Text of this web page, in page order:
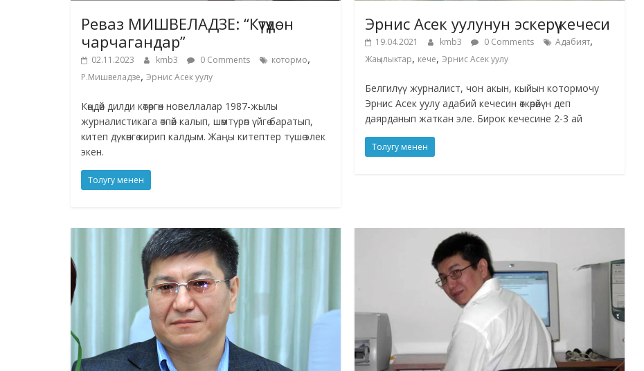
Реваз МИШВЕЛАДЗЕ: “Күтүүдөн
чарчагандар”
02.11.2023 kmb3 0 Comments котормо,
Р.Мишвеладзе, Эрнис Асек уулу
Көңдөй дилди көтөргөн новеллалар 1987-жылы
журналистикага өтпөй калып, шөмтүрөп үйгө баратып,
китеп дүкөнгө кирип калдым. Жаңы китептер түшө элек
экен.
Толугу менен
Эрнис Асек уулунун эскерүү кечеси
19.04.2021 kmb3 0 Comments Адабият,
Жаңылыктар, кече,Эрнис Асек уулу
Белгилүү журналист, чон акын, кыйын котормочу
Эрнис Асек уулу адабий кечесин өткөрөйүн деп
даярданып жаткан эле. Бирок кечесине 2-3 ай
Толугу менен